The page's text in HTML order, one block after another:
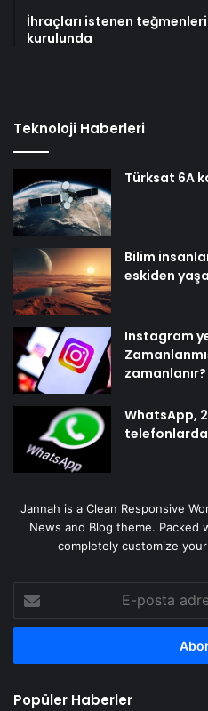
İhraçları istenen
kurulunda
Teknoloji Haberleri
Türksat 6A
Bilim
eskiden
Instagram
zamanlanır?
WhatsApp,
Jannah is a Clean Responsive
News and Blog theme.
completely customize
posta
adresinizi
Popüler Haberler